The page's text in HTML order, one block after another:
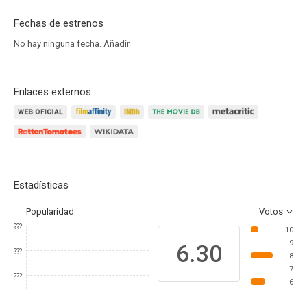
Fechas de estrenos
No hay ninguna fecha. Añadir
Enlaces externos
Estadísticas
Popularidad Votos
???
???
???
6.30
10
9
8
7
6